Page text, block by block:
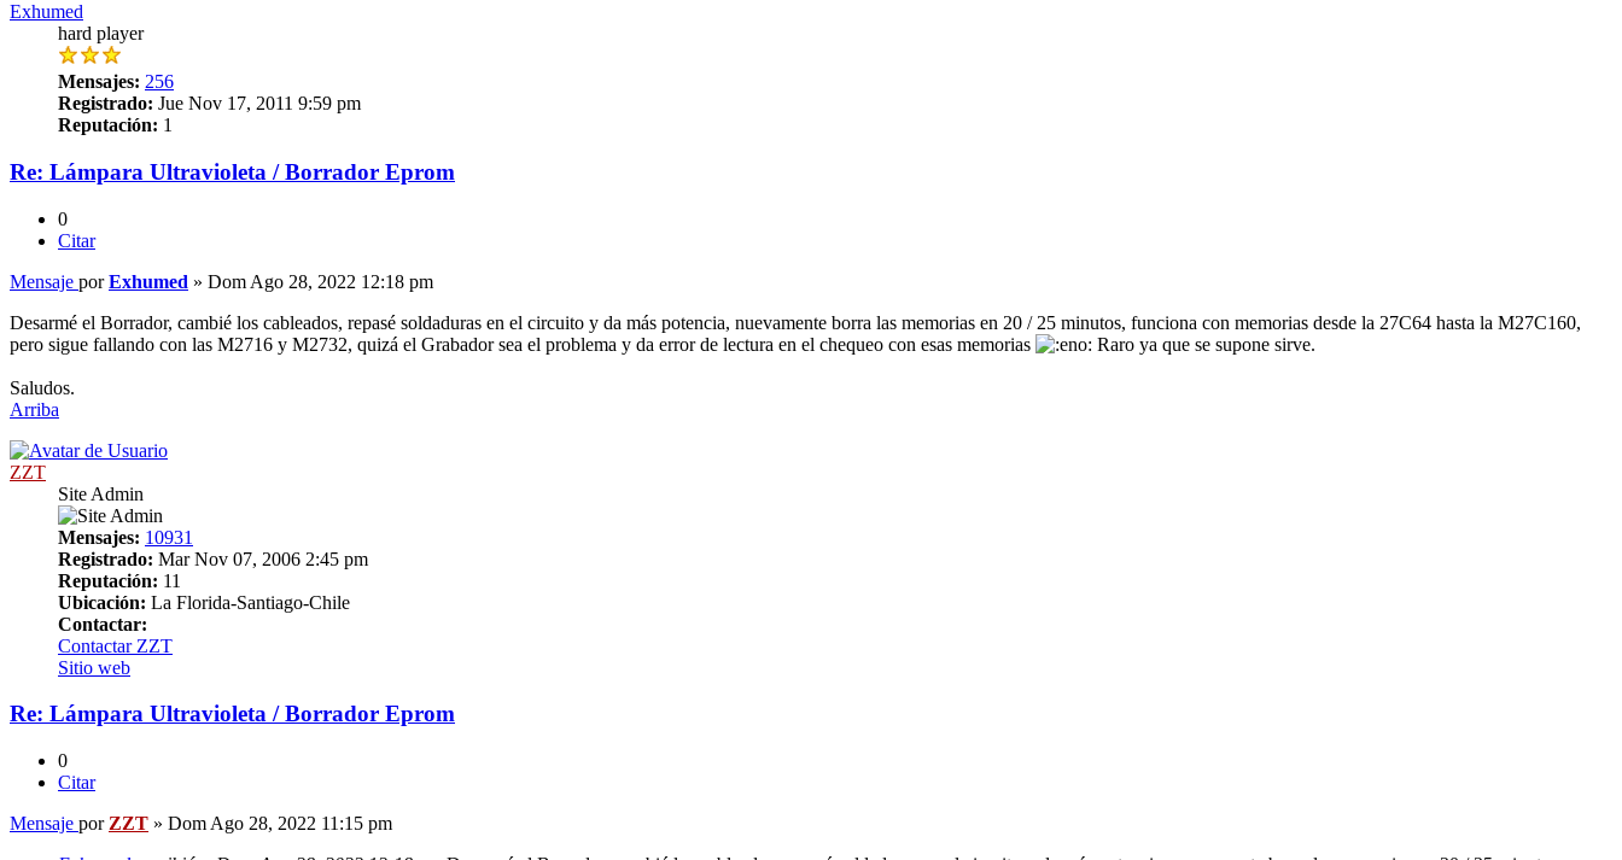
Exhumed
hard player
Mensajes: 256
Registrado: Jue Nov 17, 2011 9:59 pm
Reputación: 1
Re: Lámpara Ultravioleta / Borrador Eprom
0
Citar
Mensaje porExhumed » Dom Ago 28, 2022 12:18 pm
Desarmé el Borrador, cambié los cableados, repasé soldaduras en el circuito y da más potencia, nuevamente borra las memorias en 20 / 25 minutos, funciona con memorias desde la 27C64 hasta la M27C160,
pero sigue fallando con las M2716 y M2732, quizá el Grabador sea el problema y da error de lectura en el chequeo con esas memorias
Raro ya que se supone sirve.
Saludos.
Arriba
ZZT
Site Admin
Mensajes: 10931
Registrado: Mar Nov 07, 2006 2:45 pm
Reputación: 11
Ubicación: La Florida-Santiago-Chile
Contactar:
Contactar ZZT
Sitio web
Re: Lámpara Ultravioleta / Borrador Eprom
0
Citar
Mensaje por ZZT » Dom Ago 28, 2022 11:15 pm